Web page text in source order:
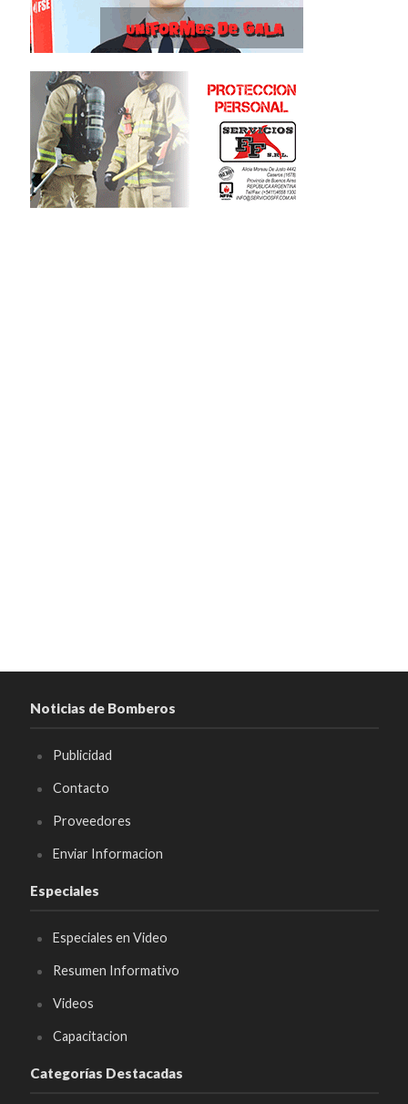
Noticias de Bomberos
Publicidad
Contacto
Proveedores
Enviar Informacion
Especiales
Especiales en Video
Resumen Informativo
Videos
Capacitacion
Categorías Destacadas